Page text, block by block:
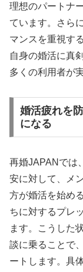
理想のパートナ
ています。さら
マンスを重視す
自身の婚活に真
多くの利用者が
婚活疲れを
になる
再婚JAPANでは
安に対して、メ
方が婚活を始め
ちに対するプレ
ます。こうした
談に乗ることで
ートします。具